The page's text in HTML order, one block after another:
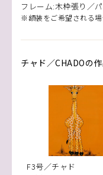
フレーム:木枠張り／
※額装をご希望される場
チャド／CHADOの作
F3号／チャド